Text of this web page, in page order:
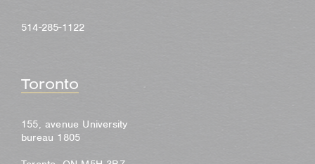
514-285-1122
Toronto
155, avenue University
bureau 1805